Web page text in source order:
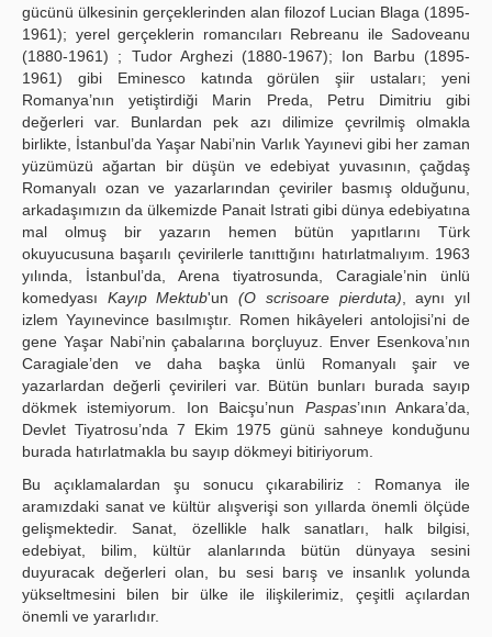
gücünü ülkesinin gerçeklerinden alan filozof Lucian Blaga (1895-
1961); yerel gerçeklerin romancıları Rebreanu ile Sadoveanu
(1880-1961) ; Tudor Arghezi (1880-1967); Ion Barbu (1895-
1961) gibi Eminesco katında görülen şiir ustaları; yeni
Romanya’nın yetiştirdiği Marin Preda, Petru Dimitriu gibi
değerleri var. Bunlardan pek azı dilimize çevrilmiş olmakla
birlikte, İstanbul’da Yaşar Nabi’nin Varlık Yayınevi gibi her zaman
yüzümüzü ağartan bir düşün ve edebiyat yuvasının, çağdaş
Romanyalı ozan ve yazarlarından çeviriler basmış olduğunu,
arkadaşımızın da ülkemizde Panait Istrati gibi dünya edebiyatına
mal olmuş bir yazarın hemen bütün yapıtlarını Türk
okuyucusuna başarılı çevirilerle tanıttığını hatırlatmalıyım. 1963
yılında, İstanbul’da, Arena tiyatrosunda, Caragiale’nin ünlü
komedyası Kayıp Mektub'un(O scrisoare pierduta) , aynı yıl
izlem Yayınevince basılmıştır. Romen hikâyeleri antolojisi’ni de
gene Yaşar Nabi’nin çabalarına borçluyuz. Enver Esenkova’nın
Caragiale’den ve daha başka ünlü Romanyalı şair ve
yazarlardan değerli çevirileri var. Bütün bunları burada sayıp
dökmek istemiyorum. Ion Baicşu’nun Paspas’ının Ankara’da,
Devlet Tiyatrosu’nda 7 Ekim 1975 günü sahneye konduğunu
burada hatırlatmakla bu sayıp dökmeyi bitiriyorum.
Bu açıklamalardan şu sonucu çıkarabiliriz : Romanya ile
aramızdaki sanat ve kültür alışverişi son yıllarda önemli ölçüde
gelişmektedir. Sanat, özellikle halk sanatları, halk bilgisi,
edebiyat, bilim, kültür alanlarında bütün dünyaya sesini
duyuracak değerleri olan, bu sesi barış ve insanlık yolunda
yükseltmesini bilen bir ülke ile ilişkilerimiz, çeşitli açılardan
önemli ve yararlıdır.